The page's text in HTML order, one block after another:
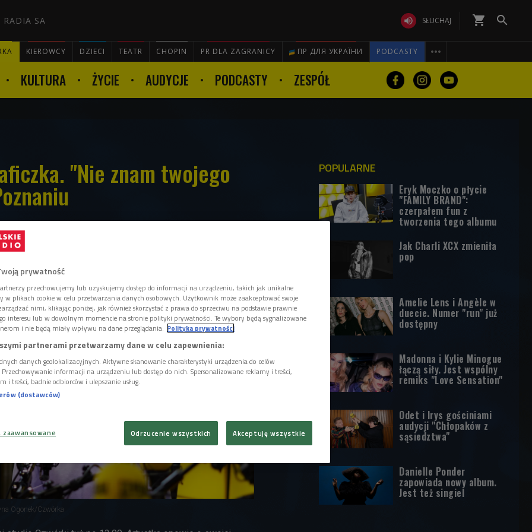
RADIA SA  SŁUCHAJ shopping_cart 
KIEROWCY DZIECI TEATR CHOPIN PR DLA ZAGRANICY ПР ДЛЯ УКРАЇНИ PODCASTY 

KULTURA ŻYCIE AUDYCJE PODCASTY ZESPÓŁ
"Nie znam twojego
płyta, nowa trasa... Nie tym razem. Tym
do galerii sztuki VZORY w Poznaniu
"Nie znam twojego adresu".
Ogonek/Czwórka
POPULARNE
Eryk Moczko o płycie
"FAMILY BRAND":
czerpałem fun z
tworzenia tego albumu
Jak Charli XCX zmieniła
pop
Amelie Lens i Angèle w
duecie. Numer "run" już
dostępny
Madonna i Kylie Minogue
łączą siły. Jest wspólny
remiks "Love Sensation"
Odet i Irys gościniami
audycji "Chłopaków z
sąsiedztwa"
Danielle Ponder
zapowiada nowy album.
Jest też singiel
prywatność
przechowujemy lub uzyskujemy dostęp do informacji na urządzeniu, takich jak unikalne
w plikach cookie w celu przetwarzania danych osobowych. Użytkownik może zaakceptować swoje
nimi, klikając poniżej, jak również skorzystać z prawa do sprzeciwu na podstawie prawnie
interesu lub w dowolnym momencie na stronie polityki prywatności. Te wybory będą sygnalizowane
i nie będą miały wpływu na dane przeglądania. Polityka prywatności
partnerami przetwarzamy dane w celu zapewnienia:
danych geolokalizacyjnych. Aktywne skanowanie charakterystyki urządzenia do celów
informacji na urządzeniu lub dostęp do nich. Spersonalizowane reklamy i treści,
i treści, badnie odbiorców i ulepszanie usług.
(dostawców)
Odrzucenie wszystkich Akceptuję wszystkie